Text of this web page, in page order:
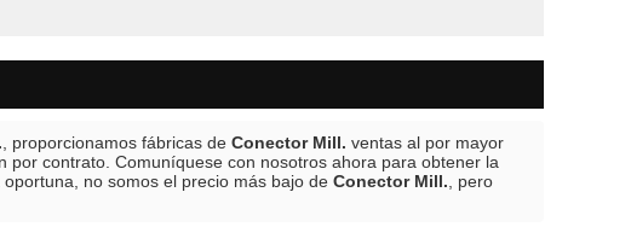
, proporcionamos fábricas de Conector Mill. ventas al por mayor
por contrato. Comuníquese con nosotros ahora para obtener la
no somos el precio más bajo de Conector Mill. , pero